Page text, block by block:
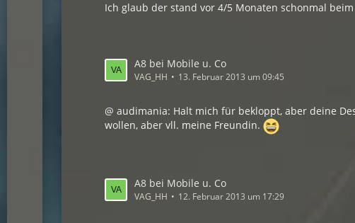
Ich glaub der stand vor 4/5 Monaten schonmal
A8 bei Mobile u. Co
VAG_HH 13. Februar 2013 um 09:45
@ audimania: Halt mich für bekloppt, aber deine
wollen, aber vll. meine Freundin.
A8 bei Mobile u. Co
VAG_HH 12. Februar 2013 um 17:29